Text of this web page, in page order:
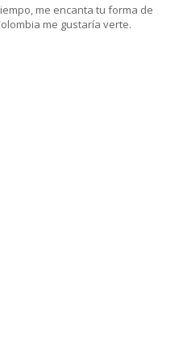
me encanta tu forma de
me gustaría verte.